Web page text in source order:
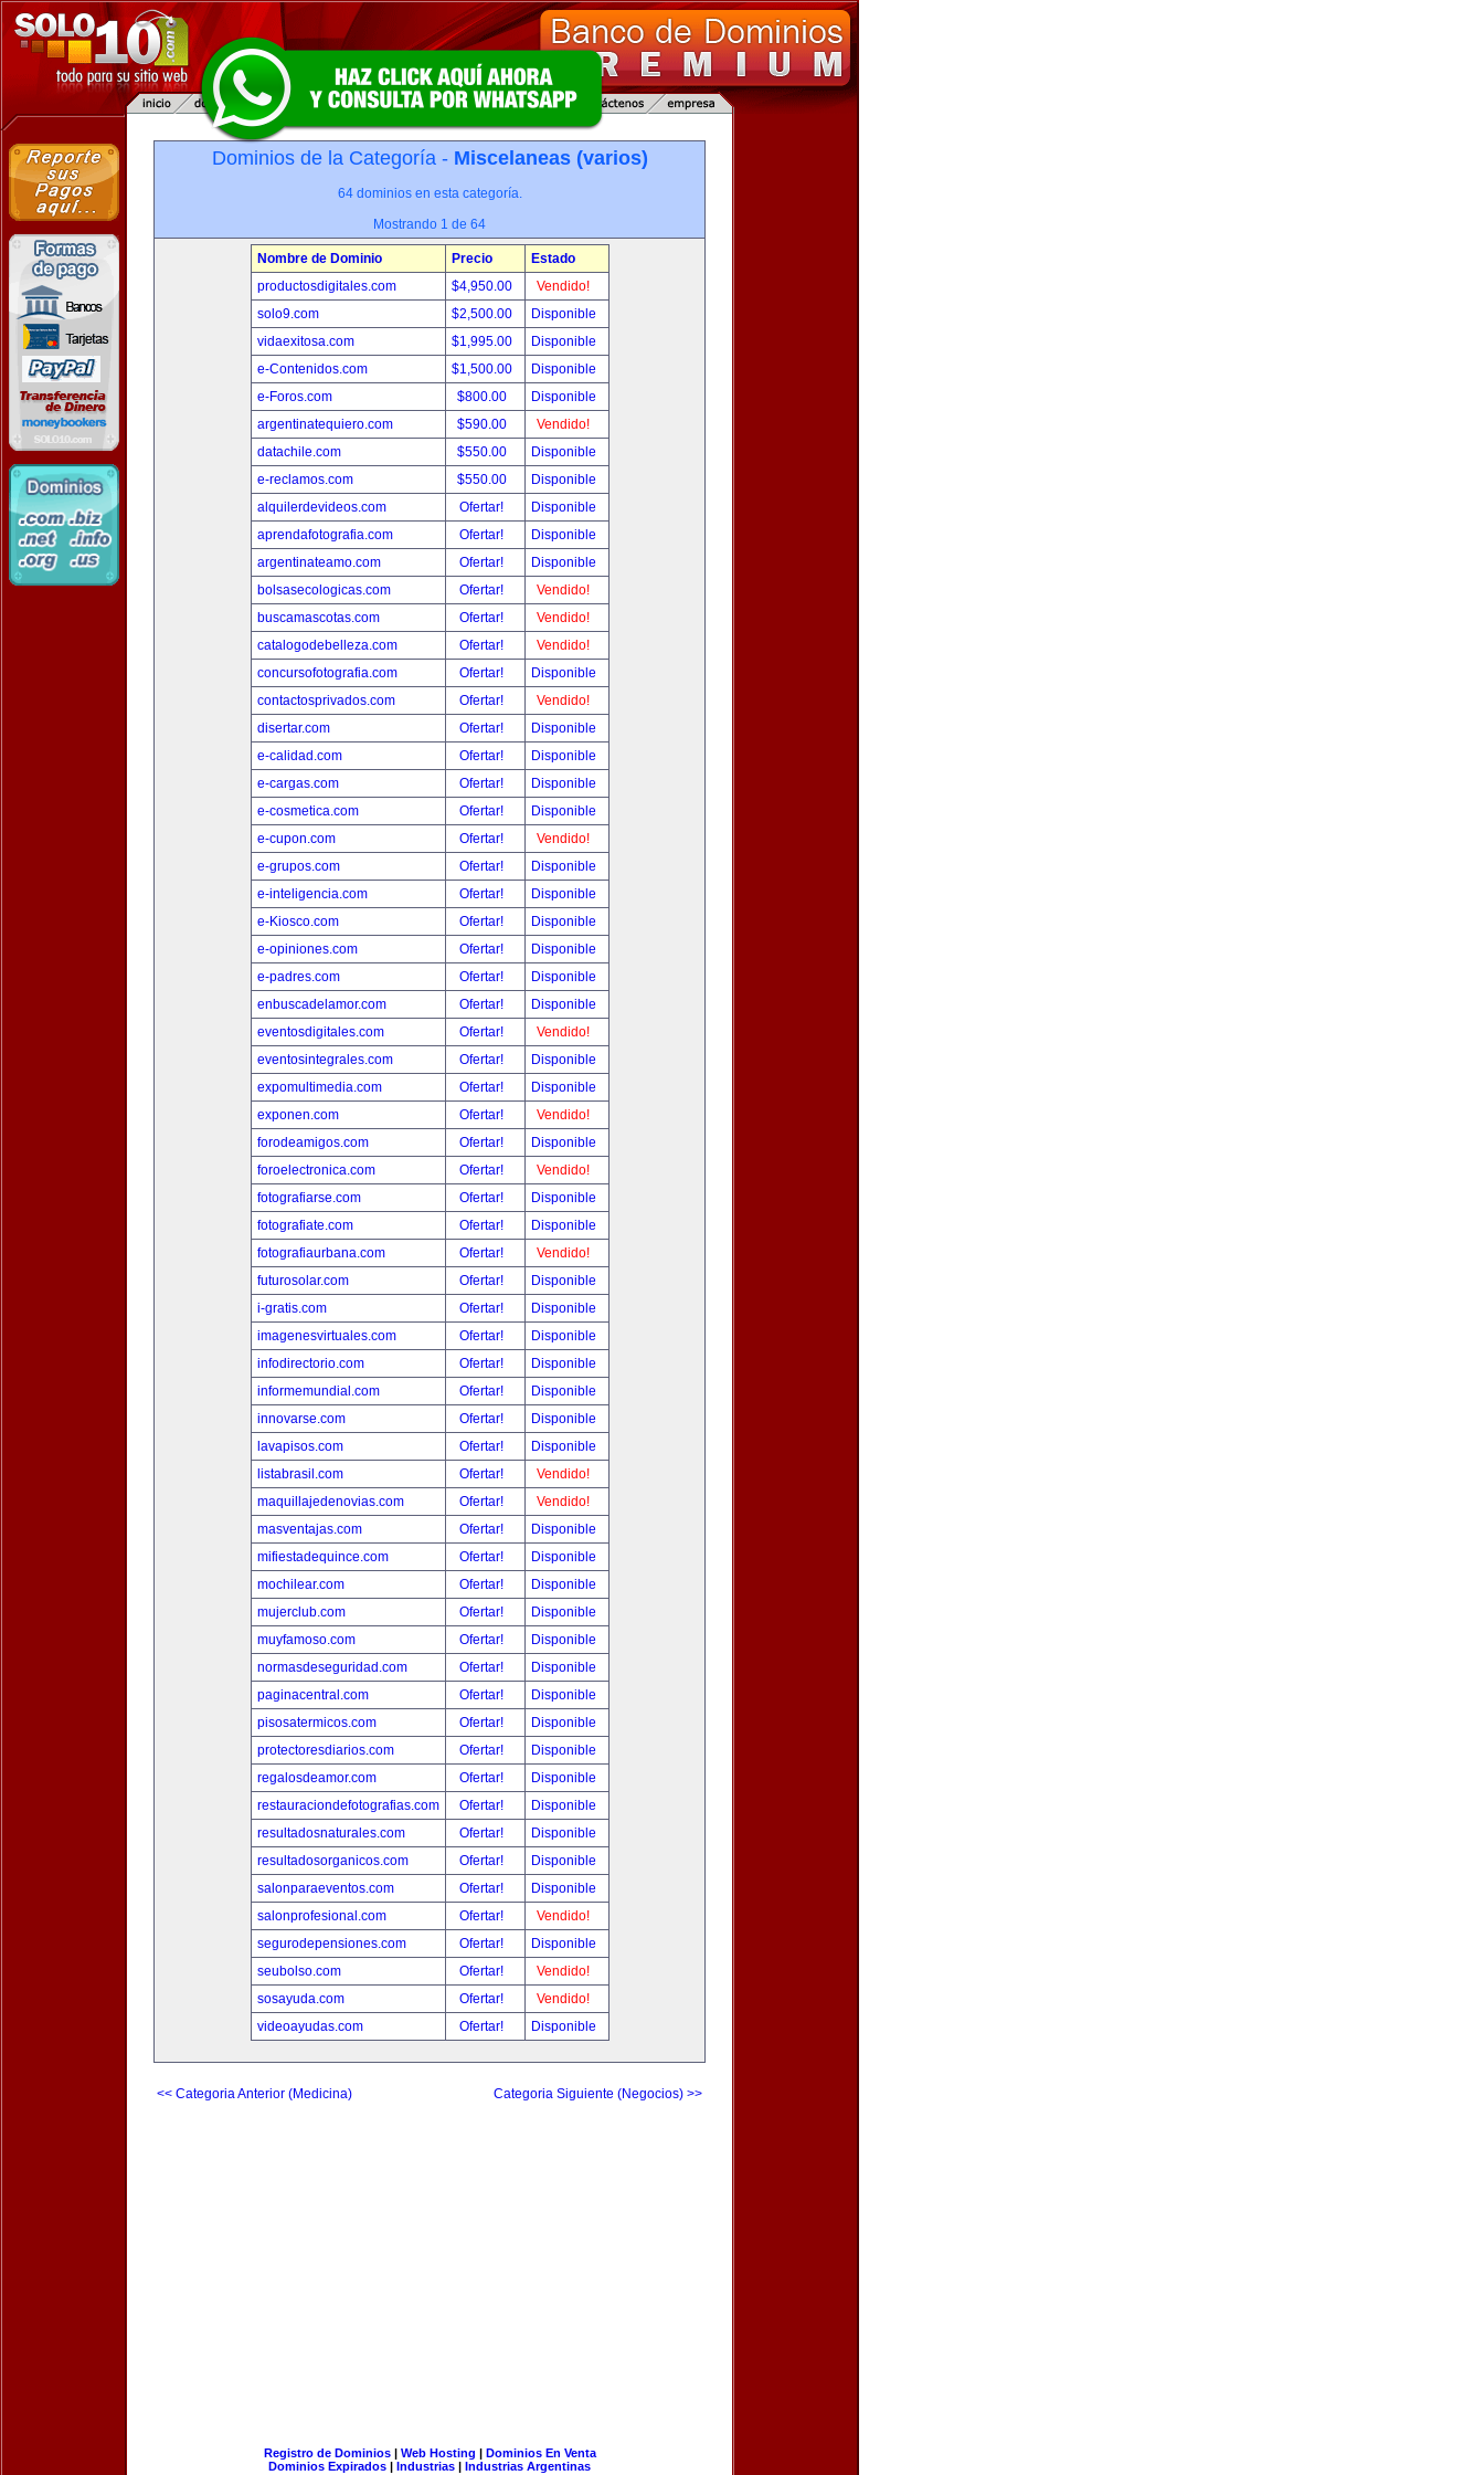
Dominios de la Categoría - Miscelaneas (varios)
64 dominios en esta categoría.
Mostrando 1 de 64
Nombre de Dominio Precio
Estado
productosdigitales.com
$4,950.00
Vendido!
solo9.com
$2,500.00
Disponible
vidaexitosa.com
$1,995.00
Disponible
e-Contenidos.com
$1,500.00
Disponible
e-Foros.com
$800.00
Disponible
argentinatequiero.com
$590.00
Vendido!
datachile.com
$550.00
Disponible
e-reclamos.com
$550.00
Disponible
alquilerdevideos.com
Ofertar!
Disponible
aprendafotografia.com
Ofertar!
Disponible
argentinateamo.com
Ofertar!
Disponible
bolsasecologicas.com
Ofertar!
Vendido!
buscamascotas.com
Ofertar!
Vendido!
catalogodebelleza.com
Ofertar!
Vendido!
concursofotografia.com
Ofertar!
Disponible
contactosprivados.com
Ofertar!
Vendido!
disertar.com
Ofertar!
Disponible
e-calidad.com
Ofertar!
Disponible
e-cargas.com
Ofertar!
Disponible
e-cosmetica.com
Ofertar!
Disponible
e-cupon.com
Ofertar!
Vendido!
e-grupos.com
Ofertar!
Disponible
e-inteligencia.com
Ofertar!
Disponible
e-Kiosco.com
Ofertar!
Disponible
e-opiniones.com
Ofertar!
Disponible
e-padres.com
Ofertar!
Disponible
enbuscadelamor.com
Ofertar!
Disponible
eventosdigitales.com
Ofertar!
Vendido!
eventosintegrales.com
Ofertar!
Disponible
expomultimedia.com
Ofertar!
Disponible
exponen.com
Ofertar!
Vendido!
forodeamigos.com
Ofertar!
Disponible
foroelectronica.com
Ofertar!
Vendido!
fotografiarse.com
Ofertar!
Disponible
fotografiate.com
Ofertar!
Disponible
fotografiaurbana.com
Ofertar!
Vendido!
futurosolar.com
Ofertar!
Disponible
i-gratis.com
Ofertar!
Disponible
imagenesvirtuales.com
Ofertar!
Disponible
infodirectorio.com
Ofertar!
Disponible
informemundial.com
Ofertar!
Disponible
innovarse.com
Ofertar!
Disponible
lavapisos.com
Ofertar!
Disponible
listabrasil.com
Ofertar!
Vendido!
maquillajedenovias.com
Ofertar!
Vendido!
masventajas.com
Ofertar!
Disponible
mifiestadequince.com
Ofertar!
Disponible
mochilear.com
Ofertar!
Disponible
mujerclub.com
Ofertar!
Disponible
muyfamoso.com
Ofertar!
Disponible
normasdeseguridad.com
Ofertar!
Disponible
paginacentral.com
Ofertar!
Disponible
pisosatermicos.com
Ofertar!
Disponible
protectoresdiarios.com
Ofertar!
Disponible
regalosdeamor.com
Ofertar!
Disponible
restauraciondefotografias.com
Ofertar!
Disponible
resultadosnaturales.com
Ofertar!
Disponible
resultadosorganicos.com
Ofertar!
Disponible
salonparaeventos.com
Ofertar!
Disponible
salonprofesional.com
Ofertar!
Vendido!
segurodepensiones.com
Ofertar!
Disponible
seubolso.com
Ofertar!
Vendido!
sosayuda.com
Ofertar!
Vendido!
videoayudas.com
Ofertar! Disponible
<< Categoria Anterior (Medicina) Categoria Siguiente (Negocios) >>
Registro de Dominios| Web Hosting | Dominios En Venta
Dominios Expirados | Industrias | Industrias Argentinas